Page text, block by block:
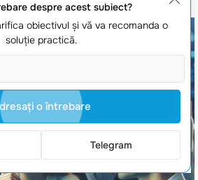
despre acest subiect?
obiectivul şi vă va recomanda o
soluţie practică.
o întrebare
Telegram